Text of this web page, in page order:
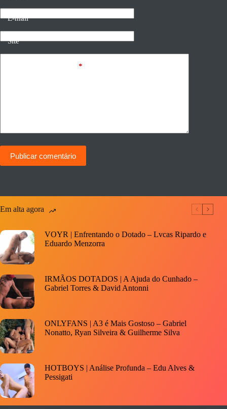
E-mail
Site
*
Publicar comentário
Em alta agora
VOYR | Enfrentando o Dotado – Lvcas Ripardo e
Eduardo Menzorra
IRMÃOS DOTADOS | A Ajuda do Cunhado –
Gabriel Torres & David Antonni
ONLYFANS | A3 é Mais Gostoso – Gabriel
Nonatto, Ryan Silveira & Guilherme Silva
HOTBOYS | Análise Profunda – Edu Alves &
Pessigati